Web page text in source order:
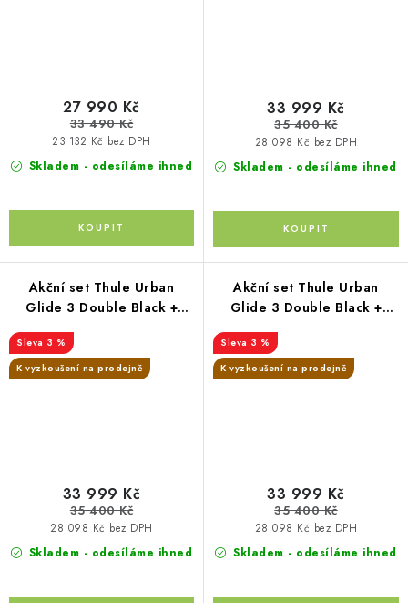
Skladem - odesíláme ihned
23 132 Kč bez DPH
27 990 Kč
33 490 Kč
Skladem - odesíláme ihned
28 098 Kč bez DPH
33 999 Kč
35 400 Kč
Akční set Thule Urban
Glide 3 Double Black +
Gemm 3 + i-Base Encore
360°
3 %
K vyzkoušení na prodejně
Skladem - odesíláme ihned
28 098 Kč bez DPH
33 999 Kč
35 400 Kč
Akční set Thule Urban
Glide 3 Double Black +
Gemm 3 + i-Base Encore
360°
3 %
K vyzkoušení na prodejně
Skladem - odesíláme ihned
28 098 Kč bez DPH
33 999 Kč
35 400 Kč